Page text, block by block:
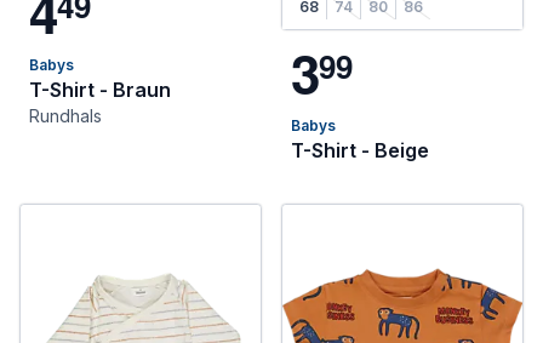
Babys
T-Shirt - Braun
Rundhals
68 74 80 86
399
Babys
T-Shirt - Beige